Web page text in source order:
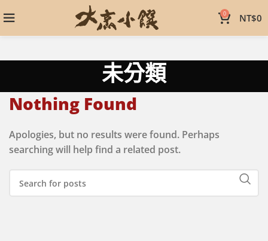
0 NT$0
未分類
Nothing Found
Apologies, but no results were found. Perhaps
searching will help find a related post.